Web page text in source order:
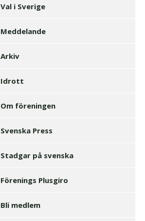
Val i Sverige
Meddelande
Arkiv
Idrott
Om föreningen
Svenska Press
Stadgar på svenska
Förenings Plusgiro
Bli medlem